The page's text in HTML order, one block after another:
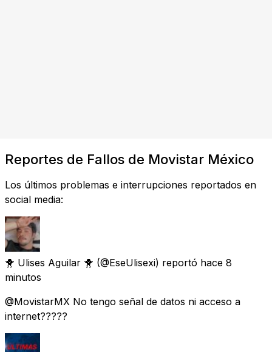
Reportes de Fallos de Movistar México
Los últimos problemas e interrupciones reportados en
social media:
🐥 Ulises Aguilar 🐥 (@EseUlisexi) reportó hace 8
minutos
@MovistarMX No tengo señal de datos ni acceso a
internet?????